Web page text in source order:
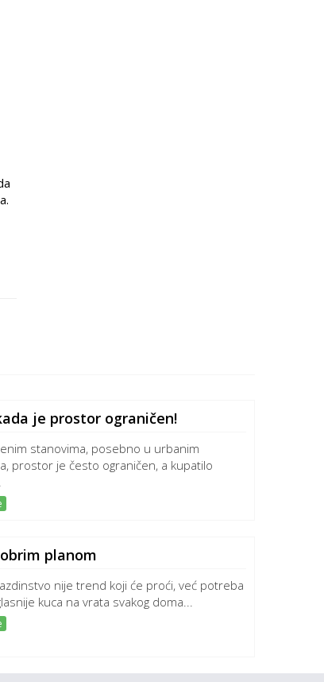
je prostor ograničen!
stanovima, posebno u urbanim
prostor je često ograničen, a kupatilo
planom
nije trend koji će proći, već potreba
kuca na vrata svakog doma...